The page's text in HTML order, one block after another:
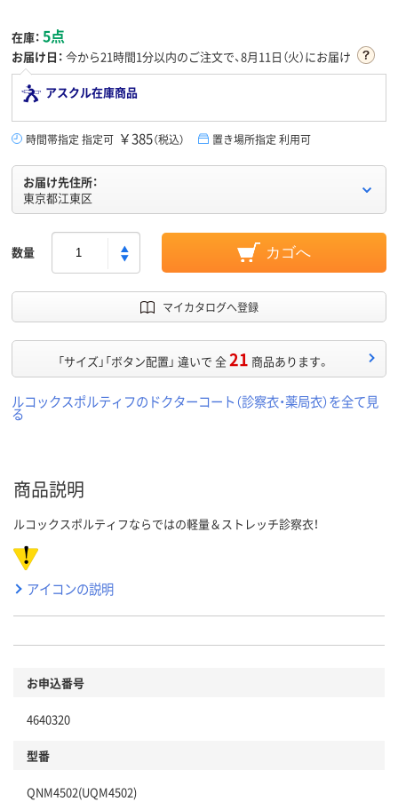
在庫： 5点
お届け日： 今から21時間1分以内のご注文で、8月11日（火）にお届け
アスクル在庫商品
時間帯指定 指定可 ￥385（税込） 置き場所指定 利用可
お届け先住所：
東京都江東区
数量 カゴへ
マイカタログへ登録
「サイズ」「ボタン配置」 違いで 全21 商品あります。
ルコックスポルティフのドクターコート（診察衣・薬局衣）を全て見
る
商品説明
ルコックスポルティフならではの軽量＆ストレッチ診察衣！
アイコンの説明
お申込番号
4640320
型番
QNM4502(UQM4502)